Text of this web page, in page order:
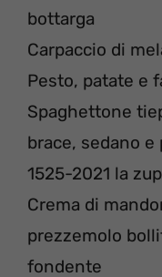
bottarga
Carpaccio di
Pesto, patate e
Spaghettone
brace, sedano
1525-2021 la
Crema di
prezzemolo
fondente